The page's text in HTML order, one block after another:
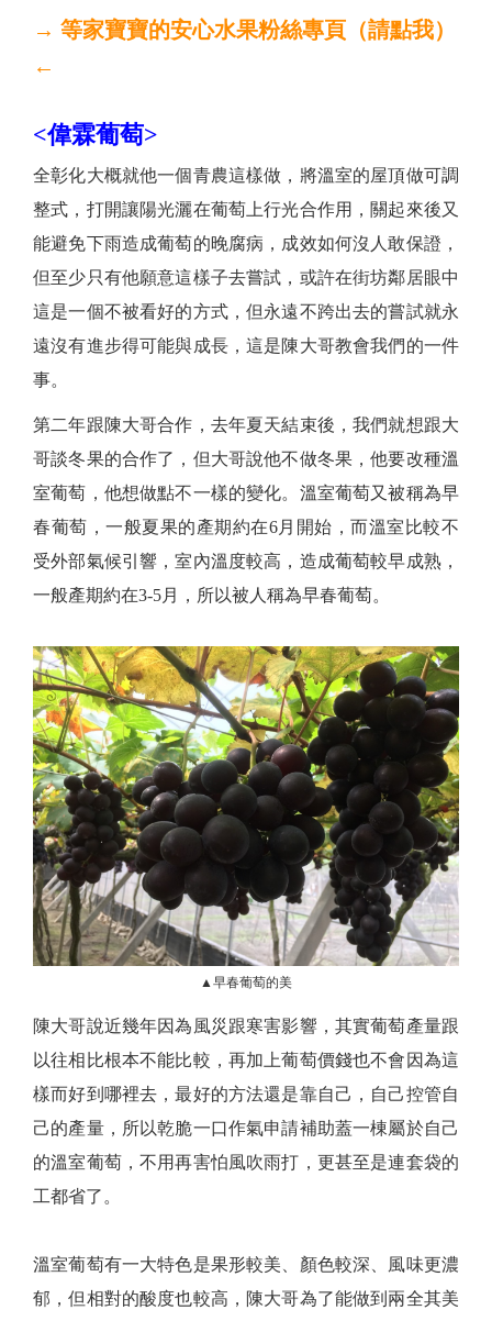
→ 等家寶寶的安心水果粉絲專頁（請點我）
←
<偉霖葡萄>
全彰化大概就他一個青農這樣做，將溫室的屋頂做可調
整式，打開讓陽光灑在葡萄上行光合作用，關起來後又
能避免下雨造成葡萄的晚腐病，成效如何沒人敢保證，
但至少只有他願意這樣子去嘗試，或許在街坊鄰居眼中
這是一個不被看好的方式，但永遠不跨出去的嘗試就永
遠沒有進步得可能與成長，這是陳大哥教會我們的一件
事。
第二年跟陳大哥合作，去年夏天結束後，我們就想跟大
哥談冬果的合作了，但大哥說他不做冬果，他要改種溫
室葡萄，他想做點不一樣的變化。溫室葡萄又被稱為早
春葡萄，一般夏果的產期約在6月開始，而溫室比較不
受外部氣候引響，室內溫度較高，造成葡萄較早成熟，
一般產期約在3-5月，所以被人稱為早春葡萄。
▲早春葡萄的美
陳大哥說近幾年因為風災跟寒害影響，其實葡萄產量跟
以往相比根本不能比較，再加上葡萄價錢也不會因為這
樣而好到哪裡去，最好的方法還是靠自己，自己控管自
己的產量，所以乾脆一口作氣申請補助蓋一棟屬於自己
的溫室葡萄，不用再害怕風吹雨打，更甚至是連套袋的
工都省了。
溫室葡萄有一大特色是果形較美、顏色較深、風味更濃
郁，但相對的酸度也較高，陳大哥為了能做到兩全其美